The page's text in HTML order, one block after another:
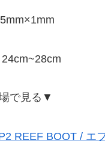
で見る▼
REEF BOOT / エ